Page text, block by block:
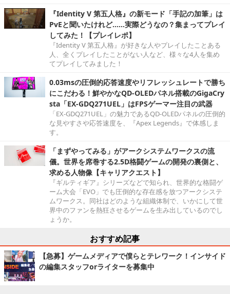
『Identity V 第五人格』の新モード「手記の加筆」は
PvEと聞いたけれど……実際どうなの？集まってプレイ
してみた！【プレイレポ】
『Identity V 第五人格』が好きな人やプレイしたことある
人、全くプレイしたことがない人など、様々な4人を集め
てプレイしてみました！
0.03msの圧倒的応答速度やリフレッシュレートで勝ち
にこだわる！鮮やかなQD-OLEDパネル搭載のGigaCry
sta「EX-GDQ271UEL」はFPSゲーマー注目の武器
「EX-GDQ271UEL」の魅力であるQD-OLEDパネルの圧倒的
な見やすさや応答速度を、『Apex Legends』で体感しま
す。
「まずやってみる」がアークシステムワークスの流
儀。世界を席巻する2.5D格闘ゲームの開発の裏側と、
求める人物像【キャリアクエスト】
『ギルティギア』シリーズなどで知られ、世界的な格闘ゲ
ーム大会「EVO」でも圧倒的な存在感を放つアークシステ
ムワークス。同社はどのような組織体制で、いかにして世
界中のファンを熱狂させるゲームを生み出しているのでし
ょうか。
おすすめ記事
【急募】ゲームメディアで僕らとテレワーク！インサイド
の編集スタッフorライターを募集中